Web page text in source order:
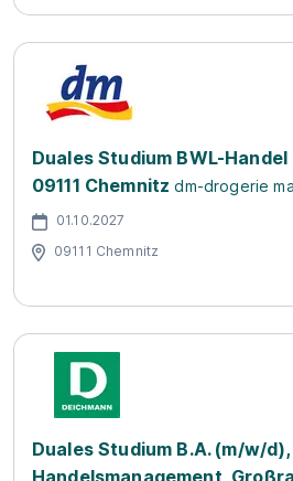
Duales Studium BWL-Handel
09111 Chemnitz dm-drogerie
01.10.2027
09111 Chemnitz
Duales Studium B.A. (m/w/d),
Handelsmanagement,